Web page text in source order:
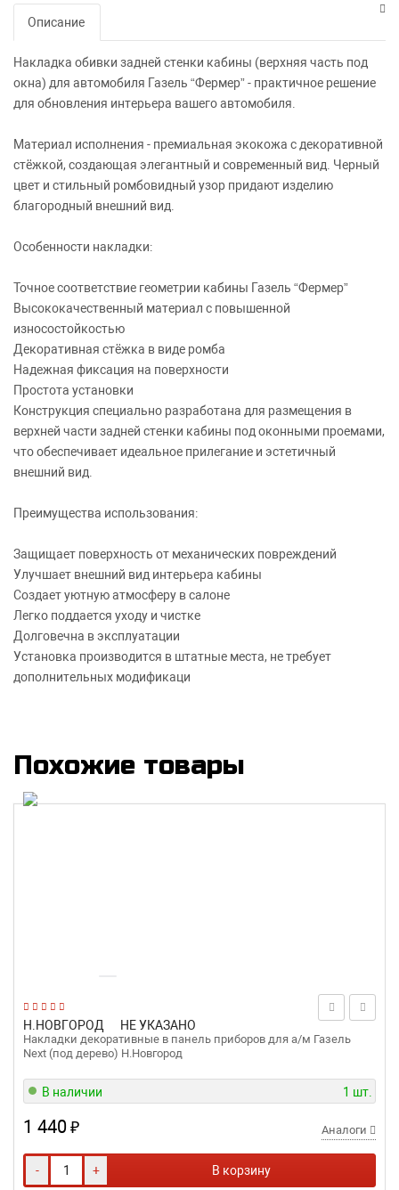
Описание
Накладка обивки задней стенки кабины (верхняя часть под
окна) для автомобиля Газель “Фермер” - практичное решение
для обновления интерьера вашего автомобиля.
Материал исполнения - премиальная экокожа с декоративной
стёжкой, создающая элегантный и современный вид. Черный
цвет и стильный ромбовидный узор придают изделию
благородный внешний вид.
Особенности накладки:
Точное соответствие геометрии кабины Газель “Фермер”
Высококачественный материал с повышенной
износостойкостью
Декоративная стёжка в виде ромба
Надежная фиксация на поверхности
Простота установки
Конструкция специально разработана для размещения в
верхней части задней стенки кабины под оконными проемами,
что обеспечивает идеальное прилегание и эстетичный
внешний вид.
Преимущества использования:
Защищает поверхность от механических повреждений
Улучшает внешний вид интерьера кабины
Создает уютную атмосферу в салоне
Легко поддается уходу и чистке
Долговечна в эксплуатации
Установка производится в штатные места, не требует
дополнительных модификаци
Похожие товары
Н.НОВГОРОД НЕ УКАЗАНО
Накладки декоративные в панель приборов для а/м Газель
Next (под дерево) Н.Новгород
В наличии 1 шт.
1 440₽ Аналоги
- + В корзину